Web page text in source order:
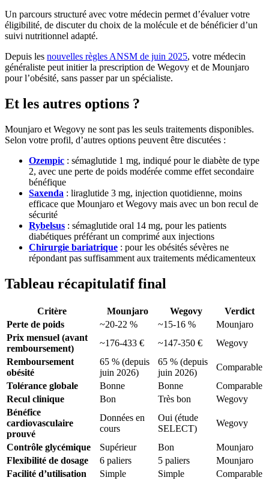
Un parcours structuré avec votre médecin permet d’évaluer votre
éligibilité, de discuter du choix de la molécule et de bénéficier d’un
suivi nutritionnel adapté.
Depuis les nouvelles règles ANSM de juin 2025, votre médecin
généraliste peut initier la prescription de Wegovy et de Mounjaro
pour l’obésité, sans passer par un spécialiste.
Et les autres options ?
Mounjaro et Wegovy ne sont pas les seuls traitements disponibles.
Selon votre profil, d’autres options peuvent être discutées :
Ozempic : sémaglutide 1 mg, indiqué pour le diabète de type
2, avec une perte de poids modérée comme effet secondaire
bénéfique
Saxenda : liraglutide 3 mg, injection quotidienne, moins
efficace que Mounjaro et Wegovy mais avec un bon recul de
sécurité
Rybelsus : sémaglutide oral 14 mg, pour les patients
diabétiques préférant un comprimé aux injections
Chirurgie bariatrique : pour les obésités sévères ne
répondant pas suffisamment aux traitements médicamenteux
Tableau récapitulatif final
Critère Mounjaro Wegovy
Verdict
Perte de poids
~20-22 % ~15-16 %
Mounjaro
Prix mensuel (avant
remboursement)
~176-433 € ~147-350 €
Wegovy
Remboursement
obésité
65 % (depuis
juin 2026)
65 % (depuis
juin 2026)
Comparable
Tolérance globale
Bonne Bonne
Comparable
Recul clinique
Bon Très bon
Wegovy
Bénéfice
cardiovasculaire
prouvé
Données en
cours
Oui (étude
SELECT)
Wegovy
Contrôle glycémique Supérieur Bon
Mounjaro
Flexibilité de dosage
6 paliers 5 paliers
Mounjaro
Facilité d’utilisation
Simple Simple Comparable